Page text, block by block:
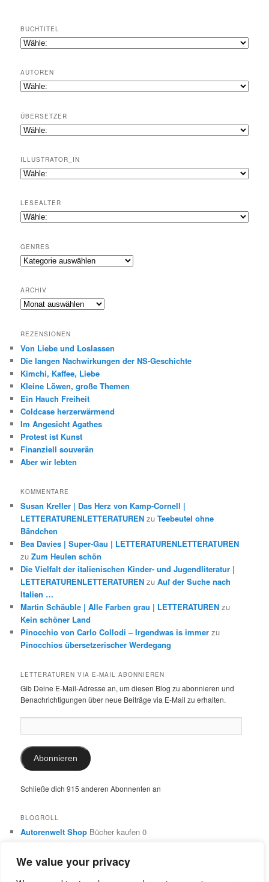
We value your privacy
BUCHTITEL
AUTOREN
ÜBERSETZER
ILLUSTRATOR_IN
LESEALTER
GENRES
Genres
ARCHIV
Archiv
REZENSIONEN
Von Liebe und Loslassen
Die langen Nachwirkungen der NS-Geschichte
Kimchi, Kaffee, Liebe
Kleine Löwen, große Themen
Ein Hauch Freiheit
Coldcase herzerwärmend
Im Angesicht Agathes
Protest ist Kunst
Finanziell souverän
Aber wir lebten
KOMMENTARE
Susan Kreller | Das Herz von Kamp-Cornell |
LETTERATURENLETTERATUREN zuTeebeutel ohne
Bändchen
Bea Davies | Super-Gau | LETTERATURENLETTERATUREN
zuZum Heulen schön
Die Vielfalt der italienischen Kinder- und Jugendliteratur |
LETTERATURENLETTERATUREN zuAuf der Suche nach
Italien …
Martin Schäuble | Alle Farben grau | LETTERATUREN zu
Kein schöner Land
Pinocchio von Carlo Collodi – Irgendwas is immer zu
Pinocchios übersetzerischer Werdegang
LETTERATUREN VIA E-MAIL ABONNIEREN
Gib Deine E-Mail-Adresse an, um diesen Blog zu abonnieren und
Benachrichtigungen über neue Beiträge via E-Mail zu erhalten.
Mail-
Adresse:
Abonnieren
Schließe dich 915 anderen Abonnenten an
BLOGROLL
Autorenwelt Shop Bücher kaufen 0
0
Dr. Ulrike Schimming
Übersetzungen aus dem Italienischen